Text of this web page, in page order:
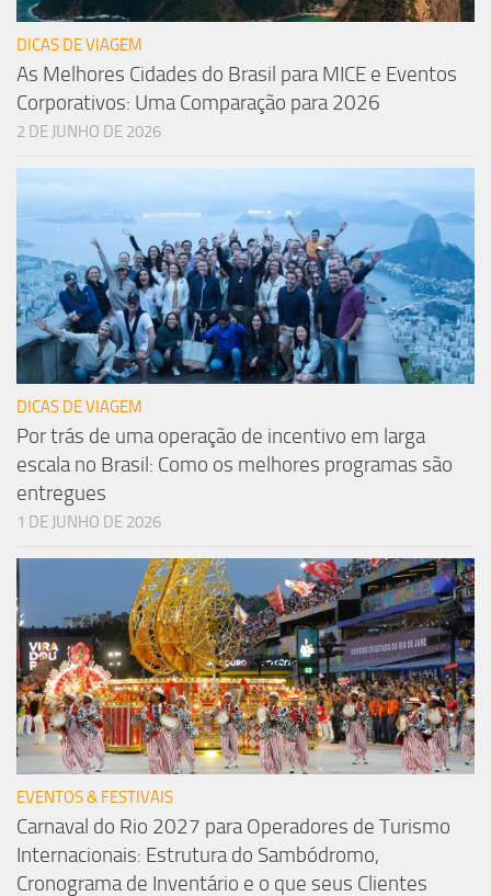
DICAS DE VIAGEM
As Melhores Cidades do Brasil para MICE e Eventos
Corporativos: Uma Comparação para 2026
2 DE JUNHO DE 2026
DICAS DE VIAGEM
Por trás de uma operação de incentivo em larga
escala no Brasil: Como os melhores programas são
entregues
1 DE JUNHO DE 2026
EVENTOS & FESTIVAIS
Carnaval do Rio 2027 para Operadores de Turismo
Internacionais: Estrutura do Sambódromo,
Cronograma de Inventário e o que seus Clientes